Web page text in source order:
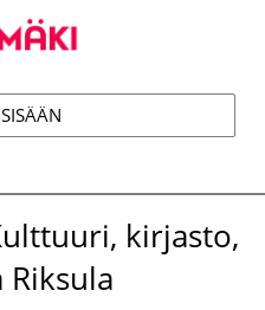
kirjasto,